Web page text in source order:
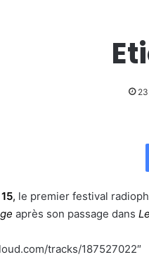
, le premier festival
après son passage dans
tracks/187527022″